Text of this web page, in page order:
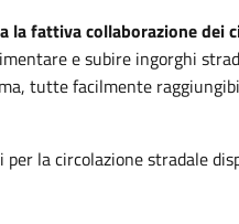
la fattiva collaborazione dei
e subire ingorghi
tutte facilmente
la circolazione stradale